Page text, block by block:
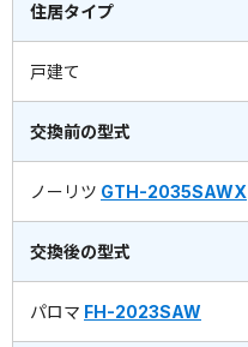
住居タイプ
戸建て
交換前の型式
ノーリツ GTH-2035SAWX
交換後の型式
パロマ FH-2023SAW